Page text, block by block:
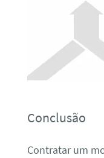
Conclusão
Contratar um